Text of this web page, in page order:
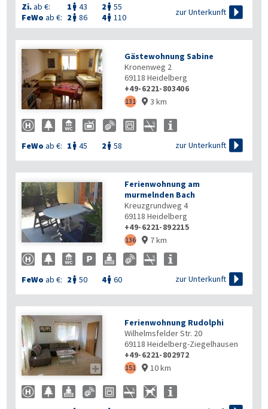
Zi.ab €: 1  43 2  55
FeWo ab €: 2  86 4 110
zur Unterkunft 
Gästewohnung Sabine
Kronenweg 2
69118 Heidelberg
+49-6221-803406
131  3 km
FeWo ab €: 1  45 2  58 zur Unterkunft 
Ferienwohnung am
murmelnden Bach
Kreuzgrundweg 4
69118 Heidelberg
+49-6221-892215
136  7 km
FeWo ab €: 2  50 4 60 zur Unterkunft 

Ferienwohnung Rudolphi
Wilhelmsfelder Str. 20
69118 Heidelberg-Ziegelhausen
+49-6221-802972
151  10 km